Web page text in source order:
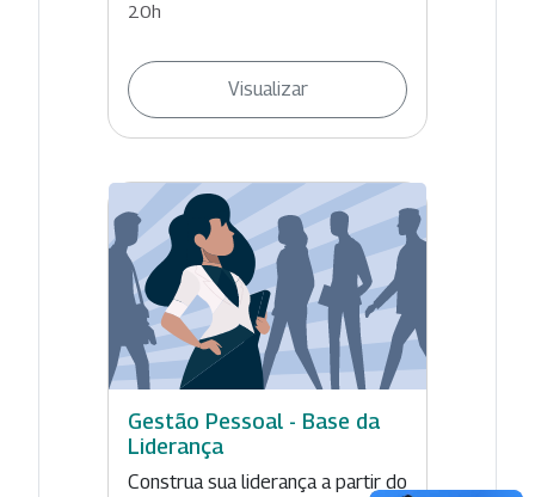
20h
Visualizar
Gestão Pessoal - Base da
Liderança
Construa sua liderança a partir do